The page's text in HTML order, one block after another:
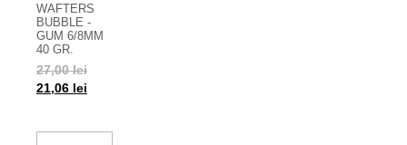
WAFTERS
BUBBLE -
GUM 6/8MM
40 GR.
27,00lei
21,06 lei